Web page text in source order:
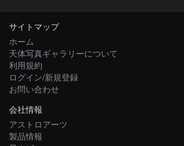
サイトマップ
ホーム
天体写真ギャラリーについて
利用規約
ログイン/新規登録
お問い合わせ
会社情報
アストロアーツ
製品情報